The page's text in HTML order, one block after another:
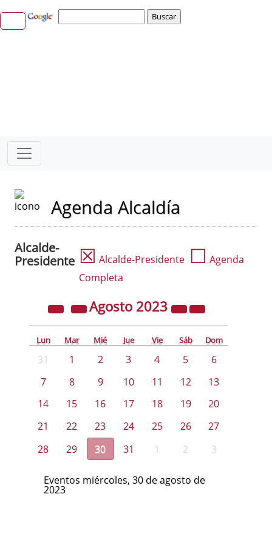
Agenda Alcaldía
Alcalde-
Presidente ☒ Alcalde-Presidente ☐ Agenda
Completa
Agosto 2023
Lun Mar Mié Jue Vie Sáb Dom
31 1 2 3 4 5
6
7
8 9 10 11 12
13
14
15 16 17 18 19
20
21
22 23 24 25 26
27
28
29 30 31 1 2 3
Eventos miércoles, 30 de agosto de
2023